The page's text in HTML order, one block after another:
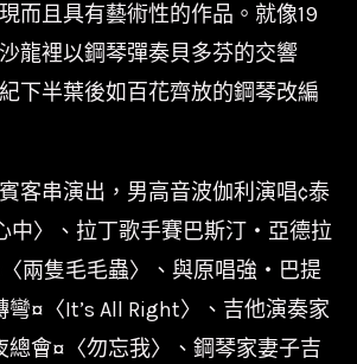
而且具有藝術性的作品。就像19
龍裡以鋼琴彈奏貝多芬的交響
下半葉後如百花齊放的鋼琴改編
客串演出，男高音波伽利演唱¢泰
中〉、拉丁歌手賽巴斯汀‧亞德拉
兩隻毛毛蟲〉、與原唱強‧巴提
彎¤〈It’s All Right〉、吉他演奏家
總會¤〈勿忘我〉、鋼琴家妻子吉